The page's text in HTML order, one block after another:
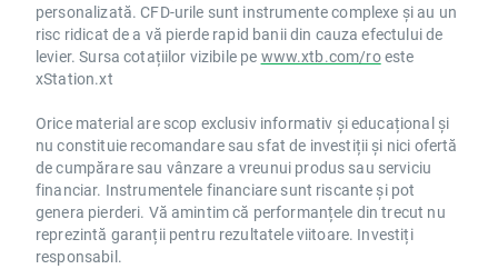
personalizată. CFD-urile sunt instrumente complexe și au un
risc ridicat de a vă pierde rapid banii din cauza efectului de
levier. Sursa cotațiilor vizibile pe www.xtb.com/roeste
xStation.xt
Orice material are scop exclusiv informativ și educațional și
nu constituie recomandare sau sfat de investiții și nici ofertă
de cumpărare sau vânzare a vreunui produs sau serviciu
financiar. Instrumentele financiare sunt riscante și pot
genera pierderi. Vă amintim că performanțele din trecut nu
reprezintă garanții pentru rezultatele viitoare. Investiți
responsabil.